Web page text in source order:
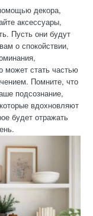
декора,
аксессуары,
Пусть они будут
о спокойствии,
может стать частью
Помните, что
подсознание,
вдохновляют
будет отражать